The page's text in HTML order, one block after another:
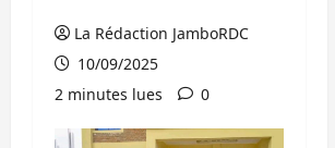
La Rédaction JamboRDC
10/09/2025
2 minutes lues
0